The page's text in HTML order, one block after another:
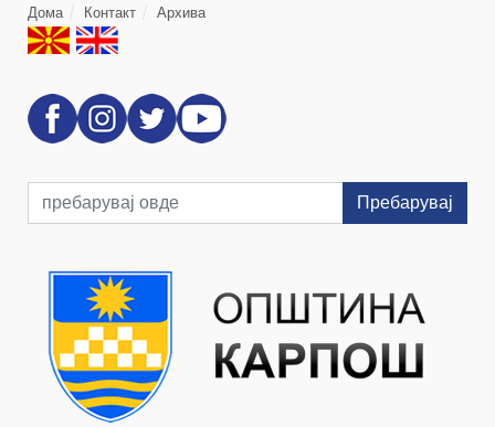
Дома Контакт Архива
Пребарувај